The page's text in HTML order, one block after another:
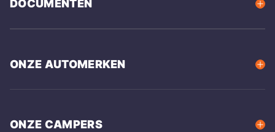
DOCUMENTEN
ONZE AUTOMERKEN
ONZE CAMPERS